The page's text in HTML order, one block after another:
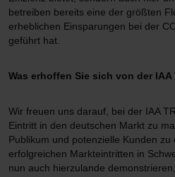
betreiben bereits eine der größten
erheblichen Einsparungen bei der
geführt hat.
Was erhoffen Sie sich von der IAA
Wir freuen uns darauf, bei der IAA
Eintritt in den deutschen Markt zu
Publikum und potenzielle Kunden zu
erfolgreichen Markteintritten in
nun auch hierzulande